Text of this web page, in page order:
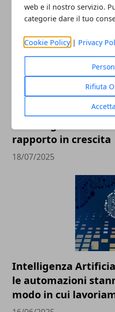
web e il nostro servizio.
categorie dare il tuo
Cookie Policy | Privacy
Rifiuta
ARTICOLI CORRELATI
Tecnologia e
rapporto in crescita
18/07/2025
Intelligenza
le automazioni
modo in cui